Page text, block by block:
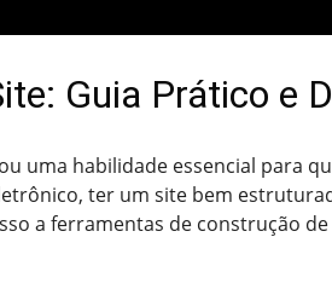
Guia Prático e
uma habilidade essencial para
ter um site bem
a ferramentas de construção